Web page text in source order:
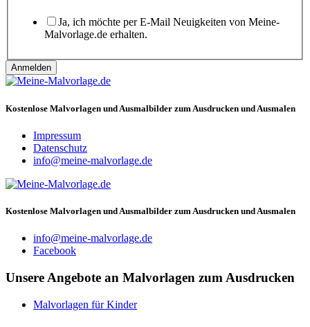
Ja, ich möchte per E-Mail Neuigkeiten von Meine-
Malvorlage.de erhalten.
Anmelden
Kostenlose Malvorlagen und Ausmalbilder zum Ausdrucken und Ausmalen
Impressum
Datenschutz
info@meine-malvorlage.de
Kostenlose Malvorlagen und Ausmalbilder zum Ausdrucken und Ausmalen
info@meine-malvorlage.de
Facebook
Unsere Angebote an Malvorlagen zum Ausdrucken
Malvorlagen für Kinder